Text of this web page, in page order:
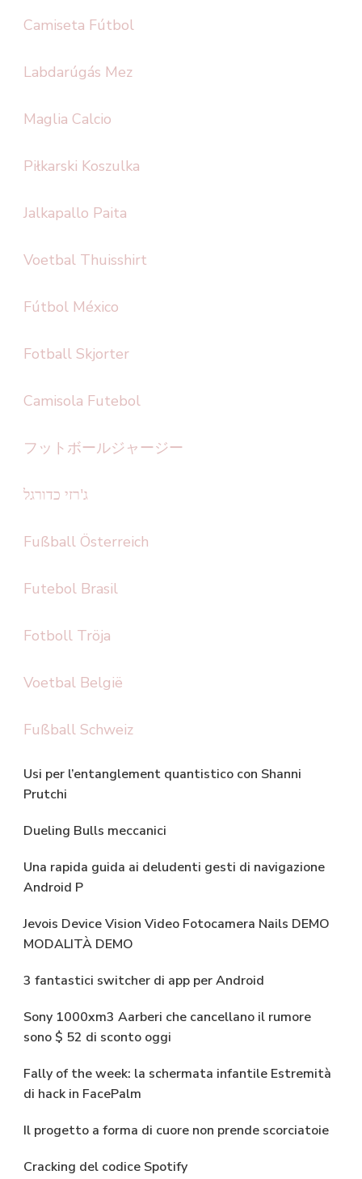
Camiseta Fútbol
Labdarúgás Mez
Maglia Calcio
Piłkarski Koszulka
Jalkapallo Paita
Voetbal Thuisshirt
Fútbol México
Fotball Skjorter
Camisola Futebol
フットボールジャージー
ג'רזי כדורגל
Fußball Österreich
Futebol Brasil
Fotboll Tröja
Voetbal België
Fußball Schweiz
Usi per l’entanglement quantistico con Shanni
Prutchi
Dueling Bulls meccanici
Una rapida guida ai deludenti gesti di navigazione
Android P
Jevois Device Vision Video Fotocamera Nails DEMO
MODALITÀ DEMO
3 fantastici switcher di app per Android
Sony 1000xm3 Aarberi che cancellano il rumore
sono $ 52 di sconto oggi
Fally of the week: la schermata infantile Estremità
di hack in FacePalm
Il progetto a forma di cuore non prende scorciatoie
Cracking del codice Spotify